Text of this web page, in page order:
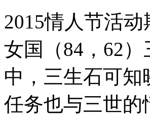
2015情人节活
女国（84，62
中，三生石可
任务也与三世的